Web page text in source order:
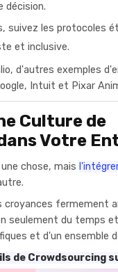
décision.
suivez les protocoles
et inclusive.
d'autres exemples
Intuit et Pixar
Culture de
Votre
chose, mais
croyances fermement
seulement du temps
et d'un ensemble
de Crowdsourcing